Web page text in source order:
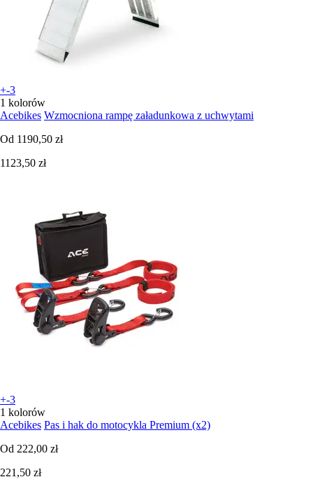
+-3
1 kolorów
Acebikes Wzmocniona rampę załadunkowa z uchwytami
Od 1190,50 zł
1123,50 zł
+-3
1 kolorów
Acebikes Pas i hak do motocykla Premium (x2)
Od 222,00 zł
221,50 zł